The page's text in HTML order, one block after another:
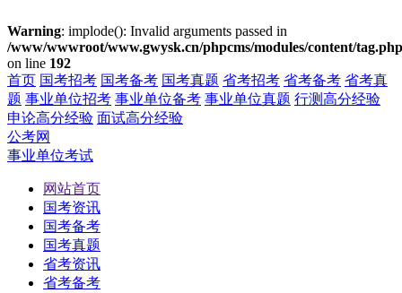
Warning: implode(): Invalid arguments passed in
/www/wwwroot/www.gwysk.cn/phpcms/modules/content/tag.php
on line 192
首页 国考招考 国考备考 国考真题 省考招考 省考备考 省考真
题 事业单位招考 事业单位备考 事业单位真题 行测高分经验
申论高分经验 面试高分经验
公考网
事业单位考试
网站首页
国考资讯
国考备考
国考真题
省考资讯
省考备考